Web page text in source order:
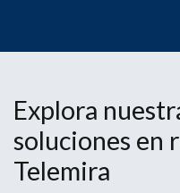
Explora
soluciones en
Telemira